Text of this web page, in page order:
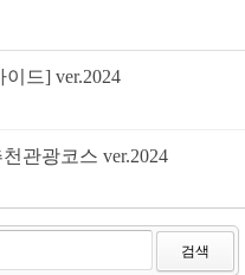
드] ver.2024
관광코스 ver.2024
검색